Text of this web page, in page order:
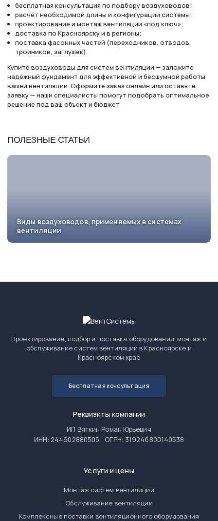
бесплатная консультация по подбору воздуховодов;
расчёт необходимой длины и конфигурации системы;
проектирование и монтаж вентиляции «под ключ»;
доставка по Красноярску и в регионы;
поставка фасонных частей (переходников, отводов,
тройников, заглушек).
Купите воздуховоды для систем вентиляции — заложите
надёжный фундамент для эффективной и бесшумной работы
вашей вентиляции. Оформите заказ онлайн или оставьте
заявку — наши специалисты помогут подобрать оптимальное
решение под ваш объект и бюджет
ПОЛЕЗНЫЕ СТАТЬИ
Виды воздуховодов, применяемых в системах
вентиляции
Проектирование, подбор и поставка оборудования, монтаж и
обслуживание систем вентиляции в Красноярске и
Красноярском крае
Бесплатная консультация
Реквизиты компании
ИП Вяткин Роман Юрьевич
ИНН: 244602880505
ОГРН: 319246800140538
Услуги и цены
Монтаж систем вентиляции
Обслуживание вентиляции
Комплексные поставки вентиляционного оборудования